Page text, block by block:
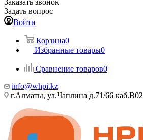
Заказать звонок
Задать вопрос
Войти
Корзина0
Избранные товары0
Сравнение товаров0
info@whpi.kz
г.Алматы, ул.Чаплина д.71/66 каб.B02